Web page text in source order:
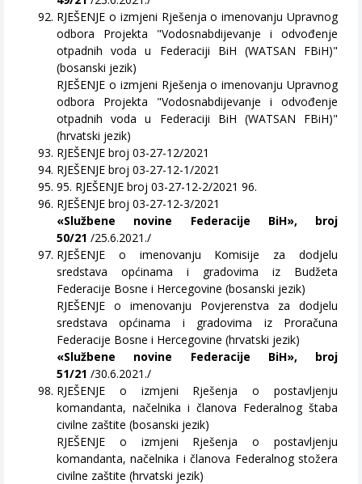
RJEŠENJE o izmjeni Rješenja o imenovanju Upravnog
odbora Projekta "Vodosnabdijevanje i odvođenje
otpadnih voda u Federaciji BiH (WATSAN FBiH)"
(bosanski jezik)
RJEŠENJE o izmjeni Rješenja o imenovanju Upravnog
odbora Projekta "Vodosnabdijevanje i odvođenje
otpadnih voda u Federaciji BiH (WATSAN FBiH)"
(hrvatski jezik)
RJEŠENJE broj 03-27-12/2021
RJEŠENJE broj 03-27-12-1/2021
95. RJEŠENJE broj 03-27-12-2/2021 96.
RJEŠENJE broj 03-27-12-3/2021
«Službene novine Federacije BiH», broj
50/21 /25.6.2021./
RJEŠENJE o imenovanju Komisije za dodjelu
sredstava općinama i gradovima iz Budžeta
Federacije Bosne i Hercegovine (bosanski jezik)
RJEŠENJE o imenovanju Povjerenstva za dodjelu
sredstava općinama i gradovima iz Proračuna
Federacije Bosne i Hercegovine (hrvatski jezik)
«Službene novine Federacije BiH», broj
51/21 /30.6.2021./
RJEŠENJE o izmjeni Rješenja o postavljenju
komandanta, načelnika i članova Federalnog štaba
civilne zaštite (bosanski jezik)
RJEŠENJE o izmjeni Rješenja o postavljenju
komandanta, načelnika i članova Federalnog stožera
civilne zaštite (hrvatski jezik)